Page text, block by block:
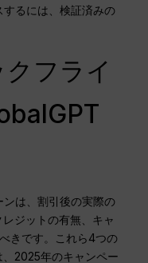
るには、検証済みの
フライ
は、割引後の実際の
ジットの有無、キャ
きです。これら4つの
2025年のキャンペー